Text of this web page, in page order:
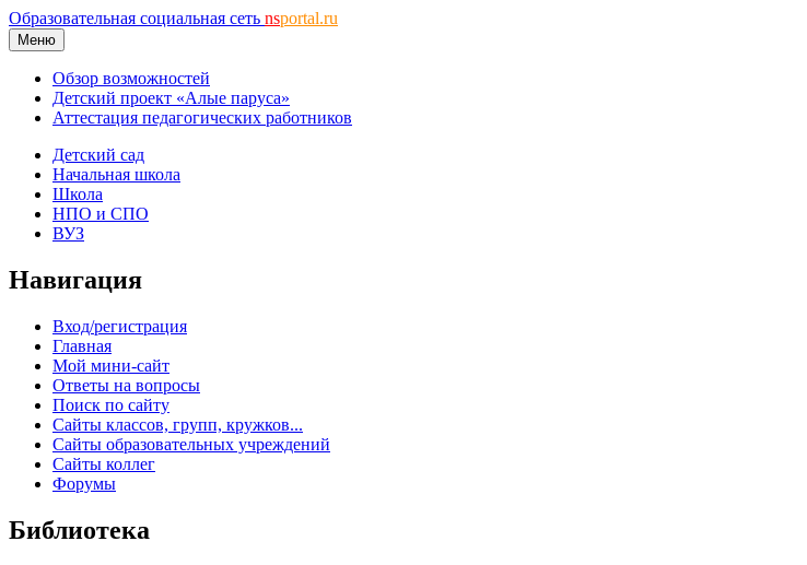
Образовательная социальная сеть nsportal.ru
Меню
Обзор возможностей
Детский проект «Алые паруса»
Аттестация педагогических работников
Детский сад
Начальная школа
Школа
НПО и СПО
ВУЗ
Навигация
Вход/регистрация
Главная
Мой мини-сайт
Ответы на вопросы
Поиск по сайту
Сайты классов, групп, кружков...
Сайты образовательных учреждений
Сайты коллег
Форумы
Библиотека